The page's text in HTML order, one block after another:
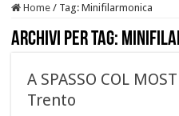
Home / Tag: Minifilarmonica
Archivi per tag:
A SPASSO COL
Trento